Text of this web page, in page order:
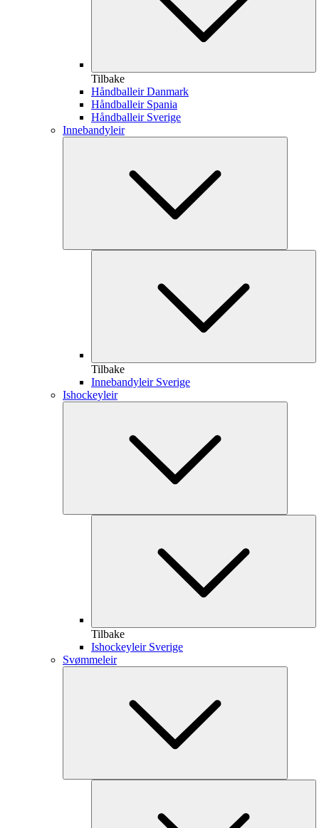
Tilbake
Håndballeir Danmark
Håndballeir Spania
Håndballeir Sverige
Innebandyleir
Tilbake
Innebandyleir Sverige
Ishockeyleir
Tilbake
Ishockeyleir Sverige
Svømmeleir